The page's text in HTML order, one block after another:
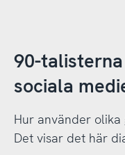
90-
sociala
Hur använder
Det visar det här